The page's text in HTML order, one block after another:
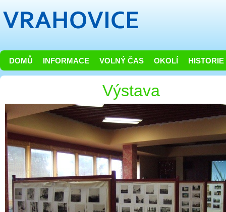
DOMŮ INFORMACE VOLNÝ ČAS OKOLÍ HISTORIE
Výstava